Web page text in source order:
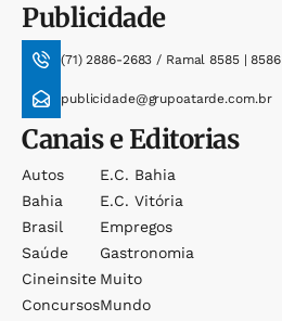
Publicidade
(71) 2886-2683 / Ramal 8585 | 8586
publicidade@grupoatarde.com.br
Canais e Editorias
Autos
Bahia
Brasil
Saúde
Cineinsite
Concursos
E.c. Bahia
E.c. Vitória
Empregos
Gastronomia
Muito
Mundo